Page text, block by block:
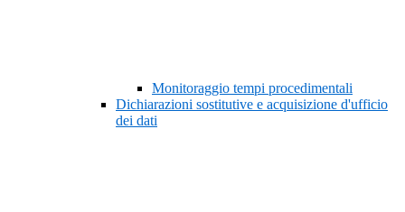
Monitoraggio tempi procedimentali
Dichiarazioni sostitutive e acquisizione d'ufficio
dei dati